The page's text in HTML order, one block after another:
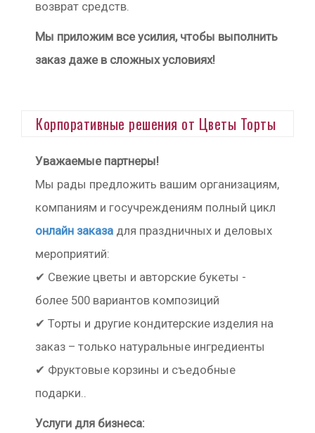
возврат средств.
Мы приложим все усилия, чтобы выполнить
заказ даже в сложных условиях!
Корпоративные решения от Цветы Торты
Уважаемые партнеры!
Мы рады предложить вашим организациям,
компаниям и госучреждениям полный цикл
онлайн заказа для праздничных и деловых
мероприятий:
✔ Свежие цветы и авторские букеты -
более 500 вариантов композиций
✔ Торты и другие кондитерские изделия на
заказ – только натуральные ингредиенты
✔ Фруктовые корзины и съедобные
подарки..
Услуги для бизнеса: